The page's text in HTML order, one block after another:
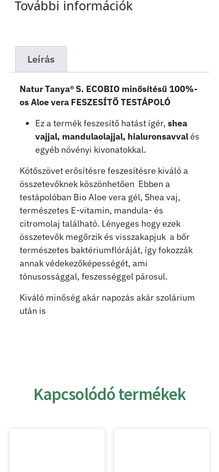
További információk
Leírás
Natur Tanya® S. ECOBIO minősítésű 100%-
os Aloe vera FESZESÍTŐ TESTÁPOLÓ
Ez a termék feszesítő hatást ígér, shea
vajjal, mandulaolajjal, hialuronsavvalés
egyéb növényi kivonatokkal.
Kötőszövet erősítésre feszesítésre kiváló a
összetevőknek köszönhetően Ebben a
testápolóban Bio Aloe vera gél, Shea vaj,
természetes E-vitamin, mandula- és
citromolaj található. Lényeges hogy ezek
összetevők megőrzik és visszakapjuk a bőr
természetes baktériumflóráját, így fokozzák
annak védekezőképességét, ami
tónusossággal, feszességgel párosul.
Kiváló minőség akár napozás akár szolárium
után is
Kapcsolódó termékek